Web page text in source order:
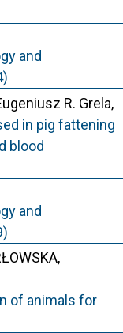
and
R. Grela,
in pig fattening
blood
and
of animals for